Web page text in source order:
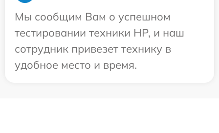
Мы сообщим Вам о успешном
тестировании техники HP, и наш
сотрудник привезет технику в
удобное место и время.